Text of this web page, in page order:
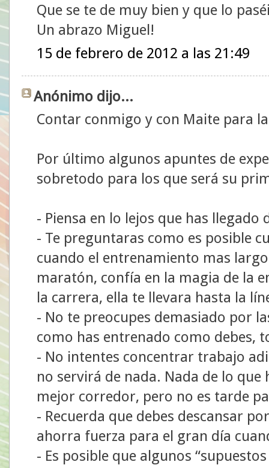
Que se te de muy bien y que lo
Un abrazo Miguel!
15 de febrero de 2012 a las 21:49
Anónimo dijo...
Contar conmigo y con Maite para
Por último algunos apuntes de
sobretodo para los que será su
- Piensa en lo lejos que has
- Te preguntaras como es posible
cuando el entrenamiento mas
maratón, confía en la magia de la
la carrera, ella te llevara hasta la
- No te preocupes demasiado por
como has entrenado como debes,
- No intentes concentrar trabajo
no servirá de nada. Nada de lo
mejor corredor, pero no es tarde
- Recuerda que debes descansar
ahorra fuerza para el gran día
- Es posible que algunos